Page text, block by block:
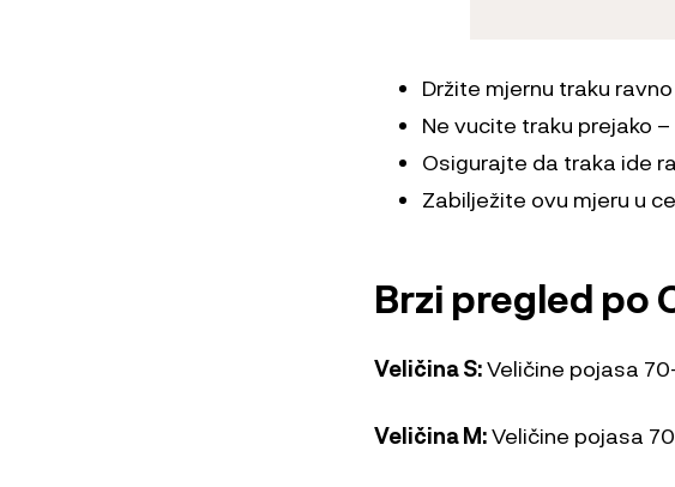
Držite mjernu traku
Ne vucite traku prejako
Osigurajte da traka ide
Zabilježite ovu mjeru u
Brzi pregled po
Veličina S:Veličine pojasa
Veličina M:Veličine pojasa